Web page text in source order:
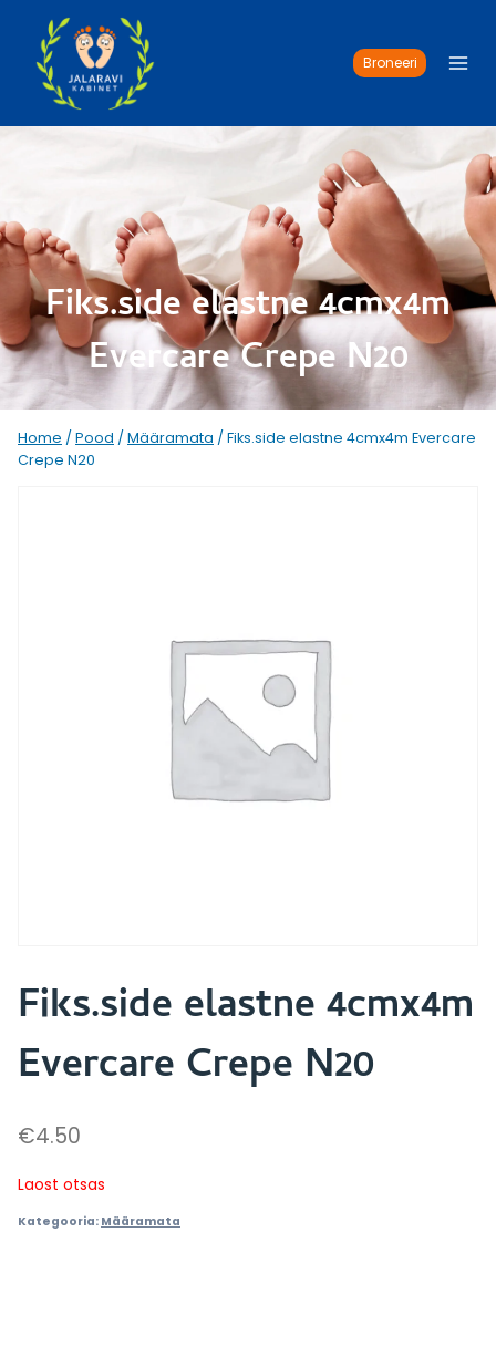
content
Broneeri
Fiks.side elastne 4cmx4m
Evercare Crepe N20
Home / Pood / Määramata / Fiks.side elastne 4cmx4m Evercare
Crepe N20
Fiks.side elastne 4cmx4m
Evercare Crepe N20
€4.50
Laost otsas
Kategooria: Määramata